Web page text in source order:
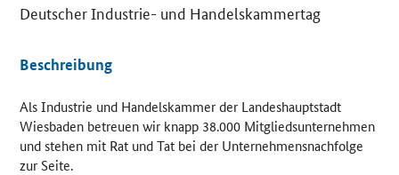
Deutscher Industrie- und Handelskammertag
Beschreibung
Als Industrie und Handelskammer der Landeshauptstadt
Wiesbaden betreuen wir knapp 38.000 Mitgliedsunternehmen
und stehen mit Rat und Tat bei der Unternehmensnachfolge
zur Seite.